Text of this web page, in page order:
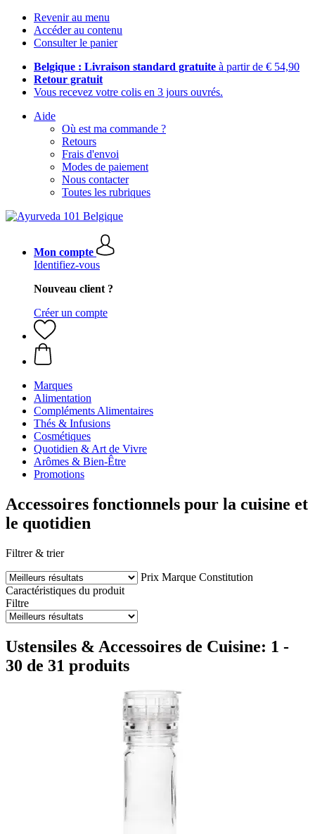
Revenir au menu
Accéder au contenu
Consulter le panier
Belgique : Livraison standard gratuite à partir de € 54,90
Retour gratuit
Vous recevez votre colis en 3 jours ouvrés.
Aide
Où est ma commande ?
Retours
Frais d'envoi
Modes de paiement
Nous contacter
Toutes les rubriques
Mon compte
Identifiez-vous
Nouveau client ?
Créer un compte
Marques
Alimentation
Compléments Alimentaires
Thés & Infusions
Cosmétiques
Quotidien & Art de Vivre
Arômes & Bien-Être
Promotions
Accessoires fonctionnels pour la cuisine et
le quotidien
Filtrer & trier
Prix Marque Constitution
Caractéristiques du produit
Filtre
Ustensiles & Accessoires de Cuisine: 1 -
30 de 31 produits